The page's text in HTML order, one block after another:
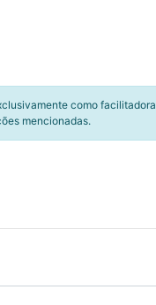
como facilitadora
mencionadas.